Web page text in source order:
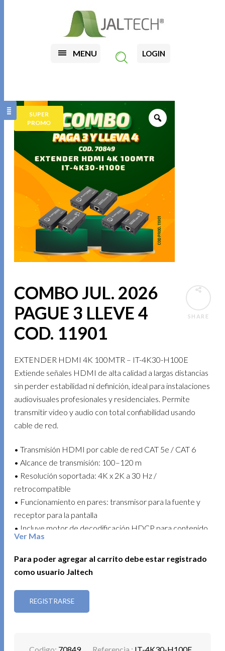
MENU LOGIN
SUPER
PROMO
SHARE
COMBO JUL. 2026
PAGUE 3 LLEVE 4
COD. 11901
EXTENDER HDMI 4K 100MTR – IT-4K30-H100E
Extiende señales HDMI de alta calidad a largas distancias
sin perder estabilidad ni definición, ideal para instalaciones
audiovisuales profesionales y residenciales. Permite
transmitir video y audio con total confiabilidad usando
cable de red.
• Transmisión HDMI por cable de red CAT 5e / CAT 6
• Alcance de transmisión: 100–120 m
• Resolución soportada: 4K x 2K a 30 Hz /
retrocompatible
• Funcionamiento en pares: transmisor para la fuente y
receptor para la pantalla
• Incluye motor de decodificación HDCP para contenido
protegido
• Soporta función de cambio y bloqueo EDID
• Soporta extensión de infrarrojos IR
• Soporta audio sin compresión LPCM
• Soporta audio comprimido DTS y Dolby, incluyendo
Ver Mas
Para poder agregar al carrito debe estar registrado
como usuario Jaltech
REGISTRARSE
Codigo: 70849 Referencia : IT-4K30-H100E